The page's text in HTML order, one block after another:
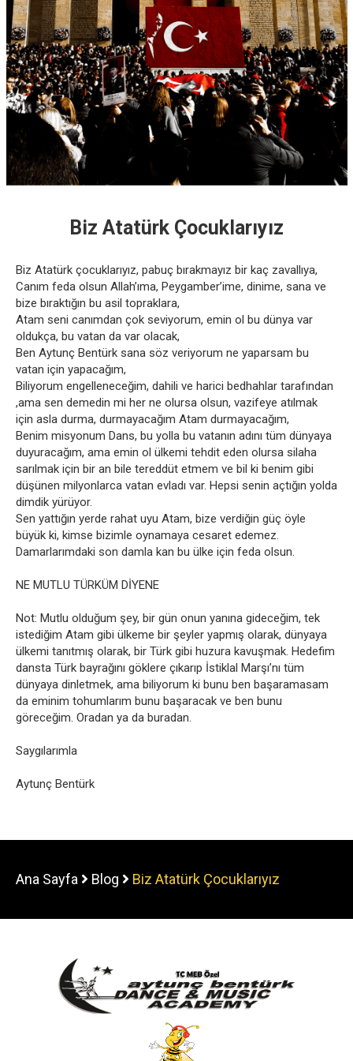
Biz Atatürk Çocuklarıyız
Biz Atatürk çocuklarıyız, pabuç bırakmayız bir kaç zavallıya,
Canım feda olsun Allah’ıma, Peygamber’ime, dinime, sana ve
bize bıraktığın bu asil topraklara,
Atam seni canımdan çok seviyorum, emin ol bu dünya var
oldukça, bu vatan da var olacak,
Ben Aytunç Bentürk sana söz veriyorum ne yaparsam bu
vatan için yapacağım,
Biliyorum engelleneceğim, dahili ve harici bedhahlar tarafından
,ama sen demedin mi her ne olursa olsun, vazifeye atılmak
için asla durma, durmayacağım Atam durmayacağım,
Benim misyonum Dans, bu yolla bu vatanın adını tüm dünyaya
duyuracağım, ama emin ol ülkemi tehdit eden olursa silaha
sarılmak için bir an bile tereddüt etmem ve bil ki benim gibi
düşünen milyonlarca vatan evladı var. Hepsi senin açtığın yolda
dimdik yürüyor.
Sen yattığın yerde rahat uyu Atam, bize verdiğin güç öyle
büyük ki, kimse bizimle oynamaya cesaret edemez.
Damarlarımdaki son damla kan bu ülke için feda olsun.
NE MUTLU TÜRKÜM DİYENE
Not: Mutlu olduğum şey, bir gün onun yanına gideceğim, tek
istediğim Atam gibi ülkeme bir şeyler yapmış olarak, dünyaya
ülkemi tanıtmış olarak, bir Türk gibi huzura kavuşmak. Hedefim
dansta Türk bayrağını göklere çıkarıp İstiklal Marşı’nı tüm
dünyaya dinletmek, ama biliyorum ki bunu ben başaramasam
da eminim tohumlarım bunu başaracak ve ben bunu
göreceğim. Oradan ya da buradan.
Saygılarımla
Aytunç Bentürk
Ana Sayfa Blog Biz Atatürk Çocuklarıyız